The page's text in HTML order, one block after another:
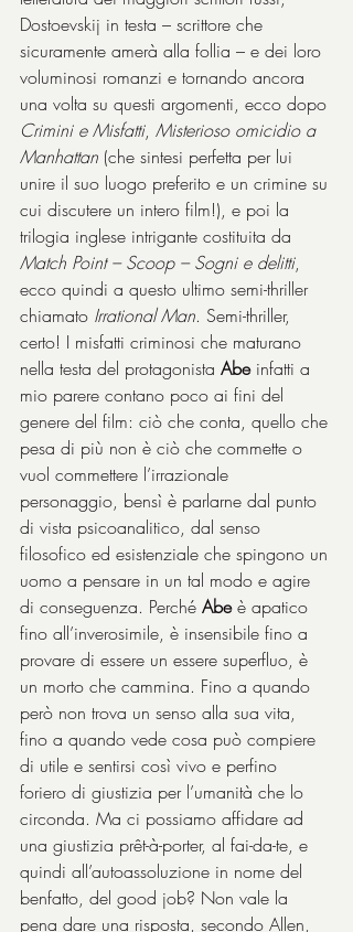
Dostoevskij in testa – scrittore che
sicuramente amerà alla follia – e dei loro
voluminosi romanzi e tornando ancora
una volta su questi argomenti, ecco dopo
Crimini e Misfatti, Misterioso omicidio a
Manhattan (che sintesi perfetta per lui
unire il suo luogo preferito e un crimine su
cui discutere un intero film!), e poi la
trilogia inglese intrigante costituita da
Match Point – Scoop – Sogni e delitti,
ecco quindi a questo ultimo semi-thriller
chiamato Irrational Man. Semi-thriller,
certo! I misfatti criminosi che maturano
nella testa del protagonista Abe infatti a
mio parere contano poco ai fini del
genere del film: ciò che conta, quello che
pesa di più non è ciò che commette o
vuol commettere l’irrazionale
personaggio, bensì è parlarne dal punto
di vista psicoanalitico, dal senso
filosofico ed esistenziale che spingono un
uomo a pensare in un tal modo e agire
di conseguenza. Perché Abe è apatico
fino all’inverosimile, è insensibile fino a
provare di essere un essere superfluo, è
un morto che cammina. Fino a quando
però non trova un senso alla sua vita,
fino a quando vede cosa può compiere
di utile e sentirsi così vivo e perfino
foriero di giustizia per l’umanità che lo
circonda. Ma ci possiamo affidare ad
una giustizia prêt-à-porter, al fai-da-te, e
quindi all’autoassoluzione in nome del
benfatto, del good job? Non vale la
pena dare una risposta, secondo Allen,